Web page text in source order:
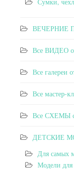
ВЕЧЕРНИЕ
Все ВИДЕО
Все галереи
Все мастер-
Все СХЕМЫ
ДЕТСКИЕ
Для самых
Модели для